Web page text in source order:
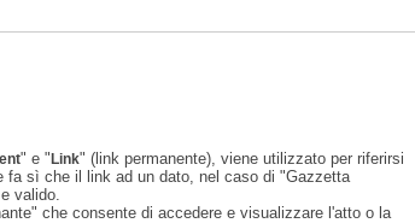
" e "Link" (link permanente), viene utilizzato per riferirsi
fa sì che il link ad un dato, nel caso di "Gazzetta
valido.
che consente di accedere e visualizzare l'atto o la